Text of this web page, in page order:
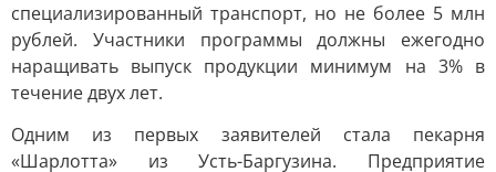
специализированный транспорт, но не более 5 млн
рублей. Участники программы должны ежегодно
наращивать выпуск продукции минимум на 3% в
течение двух лет.
Одним из первых заявителей стала пекарня
«Шарлотта» из Усть-Баргузина. Предприятие